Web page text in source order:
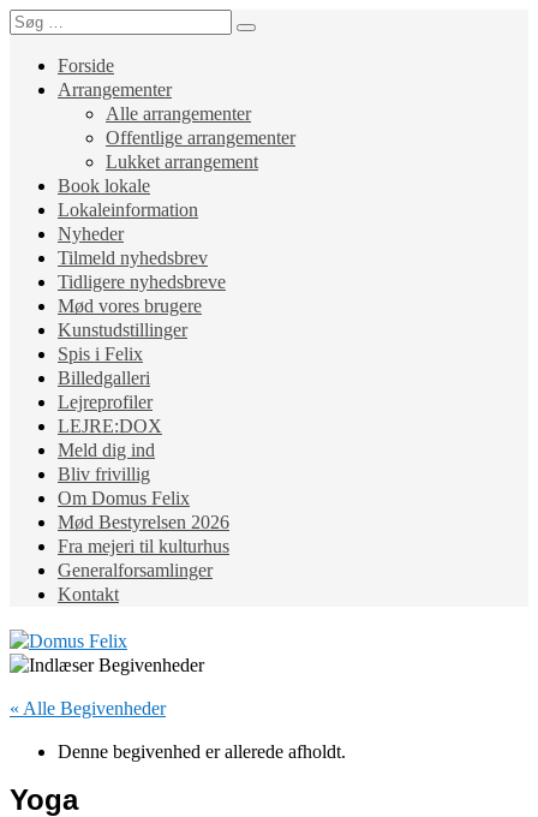
Forside
Arrangementer
Alle arrangementer
Offentlige arrangementer
Lukket arrangement
Book lokale
Lokaleinformation
Nyheder
Tilmeld nyhedsbrev
Tidligere nyhedsbreve
Mød vores brugere
Kunstudstillinger
Spis i Felix
Billedgalleri
Lejreprofiler
LEJRE:DOX
Meld dig ind
Bliv frivillig
Om Domus Felix
Mød Bestyrelsen 2026
Fra mejeri til kulturhus
Generalforsamlinger
Kontakt
« Alle Begivenheder
Denne begivenhed er allerede afholdt.
Yoga